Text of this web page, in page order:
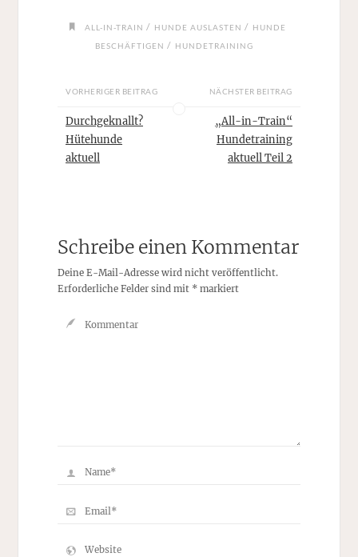
ALL-IN-TRAIN / HUNDE AUSLASTEN / HUNDE
BESCHÄFTIGEN / HUNDETRAINING
VORHERIGER BEITRAG
Durchgeknallt?
Hütehunde
aktuell
NÄCHSTER BEITRAG
„All-in-Train“
Hundetraining
aktuell Teil 2
Schreibe einen Kommentar
Deine E-Mail-Adresse wird nicht veröffentlicht.
Erforderliche Felder sind mit *markiert